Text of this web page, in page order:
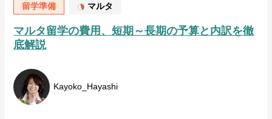
留学準備 マルタ
マルタ留学の費用、短期～長期の予算と内訳を徹
底解説
Kayoko_Hayashi